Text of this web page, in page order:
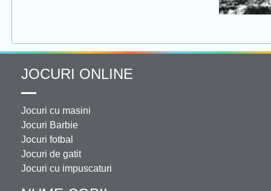
JOCURI ONLINE
Jocuri cu masini
Jocuri Barbie
Jocuri fotbal
Jocuri de gatit
Jocuri cu impuscaturi